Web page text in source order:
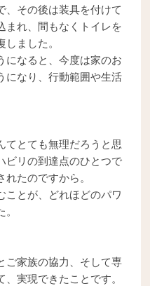
、その後は装具を付けて
まれ、間もなくトイレを
ました。
になると、今度は家のお
になり、行動範囲や生活
てとても無理だろうと思
ビリの到達点のひとつで
たのですから。
ことが、どれほどのパワ
ご家族の協力、そして専
実現できたことです。